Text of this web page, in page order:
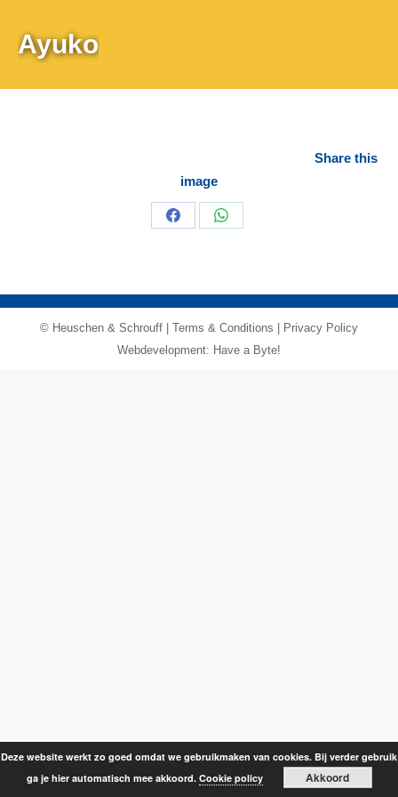
Ayuko
Share this
image
Share
Share
© Heuschen & Schrouff | Terms & Conditions
Privacy Policy
Webdevelopment: Have a Byte!
Deze website werkt zo goed omdat we gebruikmaken van cookies. Bij verder gebruik
ga je hier automatisch mee akkoord. Cookie policy Akkoord